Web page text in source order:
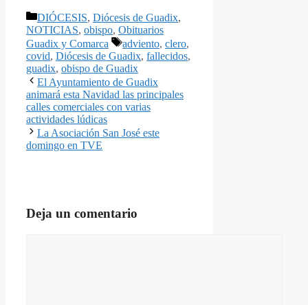
Categorías
DIÓCESIS, Diócesis de Guadix,
NOTICIAS, obispo, Obituarios
Guadix y Comarca
Etiquetas
adviento, clero,
covid, Diócesis de Guadix, fallecidos,
guadix, obispo de Guadix
El Ayuntamiento de Guadix
animará esta Navidad las principales
calles comerciales con varias
actividades lúdicas
La Asociación San José este
domingo en TVE
Deja un comentario